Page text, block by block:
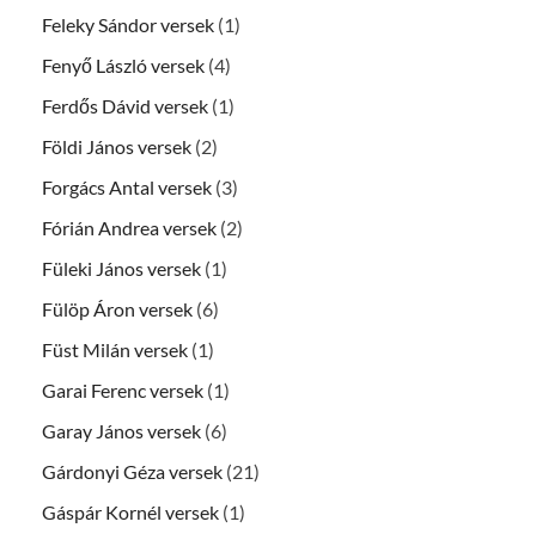
Feleky Sándor versek (1)
Fenyő László versek (4)
Ferdős Dávid versek (1)
Földi János versek (2)
Forgács Antal versek (3)
Fórián Andrea versek (2)
Füleki János versek (1)
Fülöp Áron versek (6)
Füst Milán versek (1)
Garai Ferenc versek (1)
Garay János versek (6)
Gárdonyi Géza versek (21)
Gáspár Kornél versek (1)